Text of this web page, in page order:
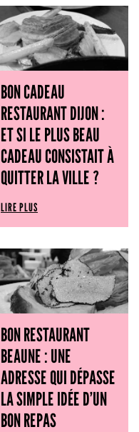
BON CADEAU
RESTAURANT DIJON :
ET SI LE PLUS BEAU
CADEAU CONSISTAIT À
QUITTER LA VILLE ?
LIRE PLUS
BON RESTAURANT
BEAUNE : UNE
ADRESSE QUI DÉPASSE
LA SIMPLE IDÉE D’UN
BON REPAS